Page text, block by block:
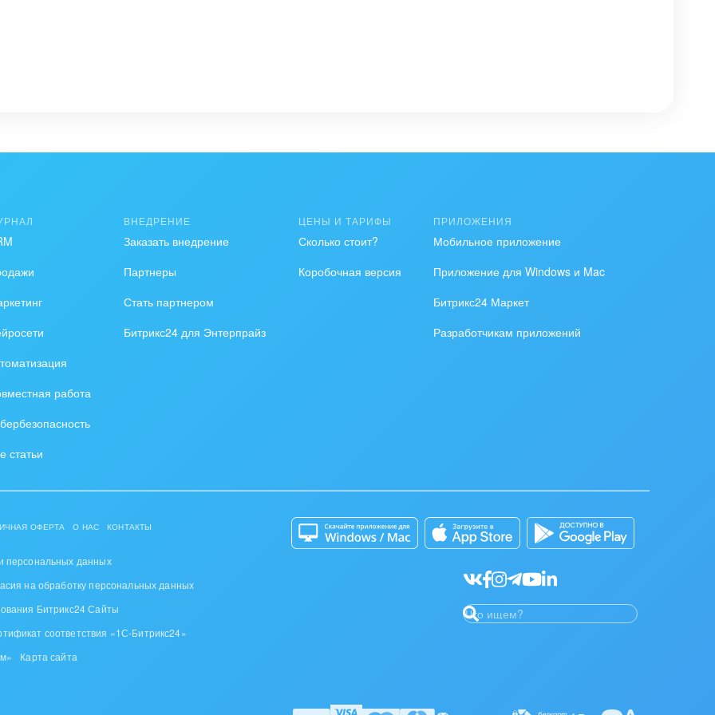
кампаний
сделок, +26% конверсия просмотров и звонков по
ПРОДУКТ:
выгрузка на площадки
размещения
90% процессов
работа
статьи
ВНЕДРЕНИЕ
Заказать внедрение
Партнеры
Стать партнером
Битрикс24 для Энтерпрайз
ЦЕНЫ И ТАРИФЫ
Сколько стоит?
Коробочная версия
ПРИЛОЖЕНИЯ
Мобильное приложение
Приложение для Windows и Mac
Битрикс24 Маркет
Разработчикам приложений
ОФЕРТА О НАС КОНТАКТЫ
персональных данных
на обработку персональных данных
Битрикс24 Сайты
соответствия «1С-Битрикс24»
Карта сайта